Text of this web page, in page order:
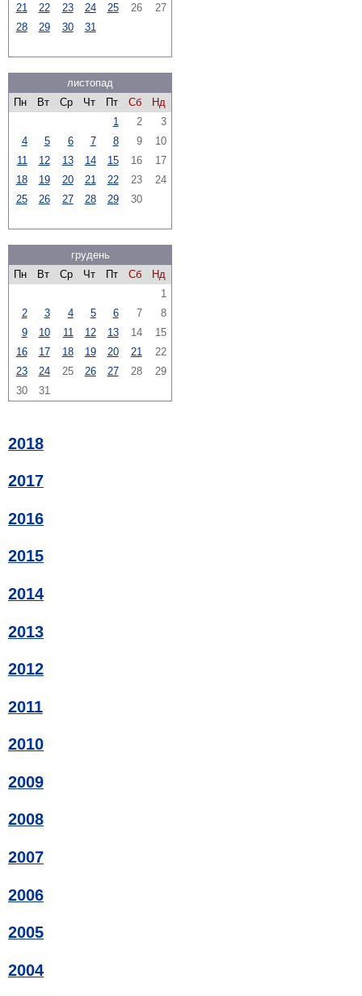
21
22 23 24 25 26
27
28
29 30 31
листопад
Пн
Вт Ср Чт Пт Сб
Нд
1
2
3
4
5 6 7 8 9
10
11
12 13 14 15 16
17
18
19 20 21 22 23
24
25
26 27 28 29 30
грудень
Пн
Вт Ср Чт Пт Сб
Нд
1
2
3 4 5 6 7
8
9
10 11 12 13 14
15
16
17 18 19 20 21
22
23
24 25 26 27 28
29
30
31
2018
2017
2016
2015
2014
2013
2012
2011
2010
2009
2008
2007
2006
2005
2004